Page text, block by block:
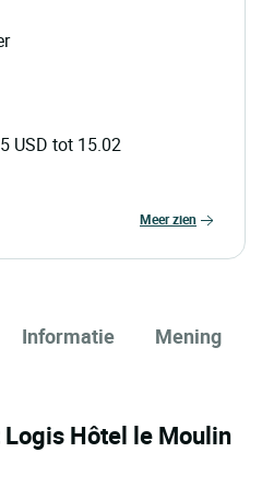
USD tot 15.02
meer zien
Informatie Mening
Hôtel le Moulin